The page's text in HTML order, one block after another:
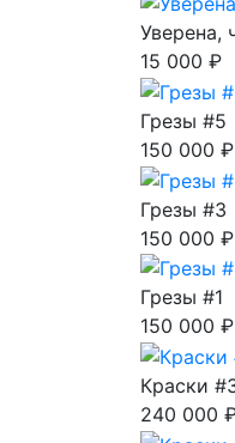
Уверена,
15 000 ₽
Грезы #5
150 000 ₽
Грезы #3
150 000 ₽
Грезы #1
150 000 ₽
Краски
240 000